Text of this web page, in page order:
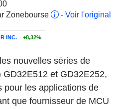
Zonebourse
- Voir l'original
INC. +8,32%
nouvelles séries de
et GD32E252,
pour les applications de
que fournisseur de MCU